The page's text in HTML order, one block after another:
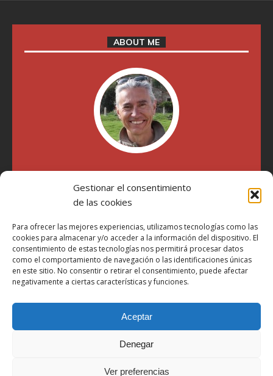
Gestionar el consentimiento
de las cookies
Para ofrecer las mejores experiencias, utilizamos tecnologías como las
cookies para almacenar y/o acceder a la información del dispositivo. El
consentimiento de estas tecnologías nos permitirá procesar datos
como el comportamiento de navegación o las identificaciones únicas
en este sitio. No consentir o retirar el consentimiento, puede afectar
negativamente a ciertas características y funciones.
Aceptar
Denegar
Ver preferencias
ABOUT ME
"Soy Manel Hospido, nací en Valencia en 1969 y desde el
año 2007 he escrito sobre motos en distintos medios.
Millatrece.com es una apuesta por escribir sobre lo que me
participa"
Aviso Legal
Política de Privacidad
Más Información sobre Cookies